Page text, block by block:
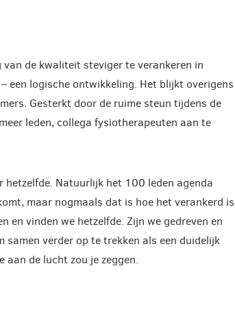
de kwaliteit steviger te verankeren in
een logische ontwikkeling. Het blijkt overigens
Gesterkt door de ruime steun tijdens de
leden, collega fysiotherapeuten aan te
hetzelfde. Natuurlijk het 100 leden agenda
maar nogmaals dat is hoe het verankerd is
en vinden we hetzelfde. Zijn we gedreven en
samen verder op te trekken als een duidelijk
aan de lucht zou je zeggen.